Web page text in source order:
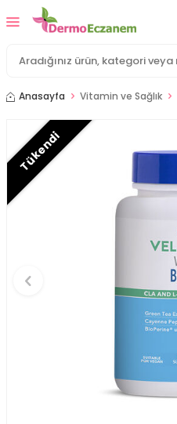
Anasayfa Vitamin ve Sağlık
Tükendi